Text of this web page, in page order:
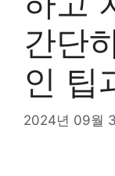
간단
인 팁
2024년 09월